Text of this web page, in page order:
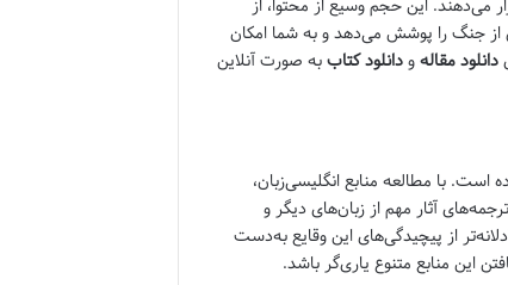
می‌دهند. این حجم وسیع از محتوا، از
از جنگ را پوشش می‌دهد و به شما امکان
دانلود مقالهودانلود کتاببه صورت آنلاین
است. با مطالعه منابع انگلیسی‌زبان،
ترجمه‌های آثار مهم از زبان‌های دیگر و
از پیچیدگی‌های این وقایع به‌دست
این منابع متنوع یاری‌گر باشد.